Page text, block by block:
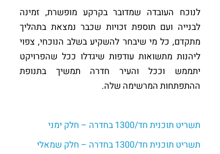
לנוכח העובדה שמדובר בקרקע מופשרת, זמינה
לבנייה ועם תוספת זכויות שכבר נמצאת בתהליך
מתקדם, כל מי שיבחר להשקיע בשלב הנוכחי, צפוי
ליהנות מתשואות עודפות שיגדלו ככל שהפרויקט
יתממש וככל והעיר חדרה תמשיך בתנופת
ההתפתחות המרשימה שלה.
תשריט תוכנית חד/1300 בחדרה – חלק ימני
תשריט תוכנית חד/1300 בחדרה – חלק שמאלי